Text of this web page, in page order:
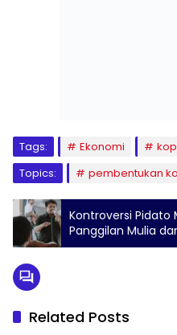
Tags: Ekonomi
Topics:
pembentukan
Kontroversi Pidato
Panggilan Mulia
Related Posts